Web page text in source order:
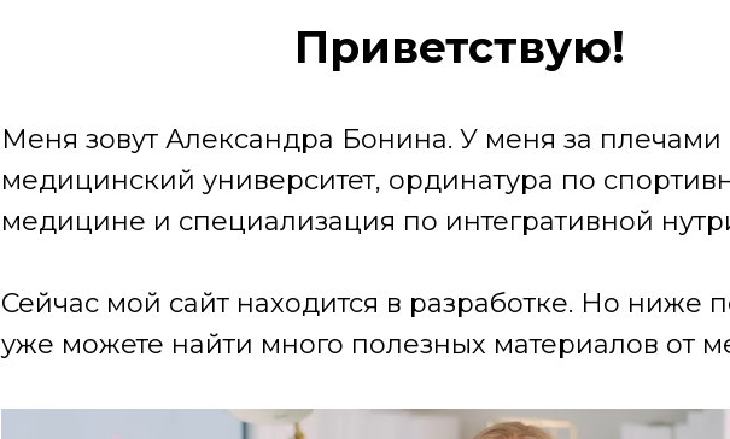
Приветствую!
Меня зовут Александра Бонина. У меня за плечами
медицинский университет, ординатура по
медицине и специализация по интегративной
Сейчас мой сайт находится в разработке. Но ниже
уже можете найти много полезных материалов от